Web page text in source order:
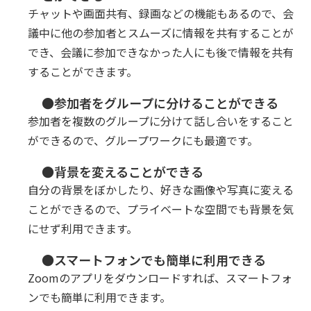
チャットや画面共有、録画などの機能もあるので、会
議中に他の参加者とスムーズに情報を共有することが
でき、会議に参加できなかった人にも後で情報を共有
することができます。
●参加者をグループに分けることができる
参加者を複数のグループに分けて話し合いをすること
ができるので、グループワークにも最適です。
●背景を変えることができる
自分の背景をぼかしたり、好きな画像や写真に変える
ことができるので、プライベートな空間でも背景を気
にせず利用できます。
●スマートフォンでも簡単に利用できる
Zoomのアプリをダウンロードすれば、スマートフォ
ンでも簡単に利用できます。